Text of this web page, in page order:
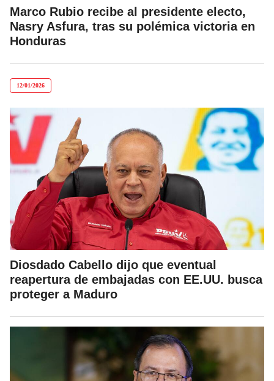
Marco Rubio recibe al presidente electo,
Nasry Asfura, tras su polémica victoria en
Honduras
12/01/2026
Diosdado Cabello dijo que eventual
reapertura de embajadas con EE.UU. busca
proteger a Maduro